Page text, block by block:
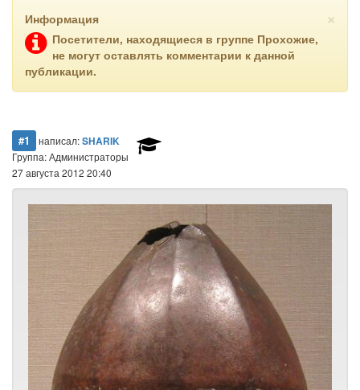
×
Информация
Посетители, находящиеся в группе Прохожие,
не могут оставлять комментарии к данной
публикации.
#1 написал:SHARIK
Группа: Администраторы
27 августа 2012 20:40